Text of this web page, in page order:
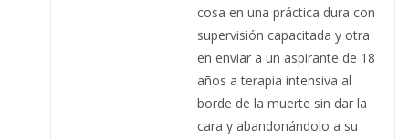
cosa en una práctica dura con
supervisión capacitada y otra
en enviar a un aspirante de 18
años a terapia intensiva al
borde de la muerte sin dar la
cara y abandonándolo a su